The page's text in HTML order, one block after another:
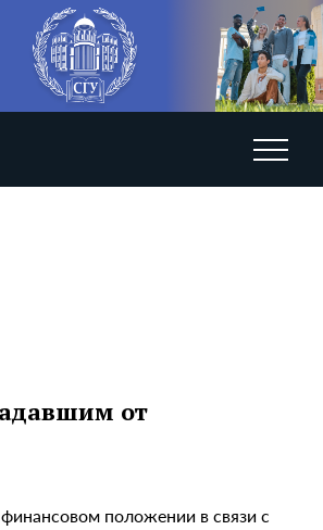
от
положении в связи с